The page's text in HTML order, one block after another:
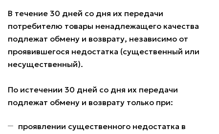
В течение 30 дней со дня их передачи
потребителю товары ненадлежащего качества
подлежат обмену и возврату, независимо от
проявившегося недостатка (существенный или
несущественный).
По истечении 30 дней со дня их передачи
подлежат обмену и возврату только при:
проявлении существенного недостатка в